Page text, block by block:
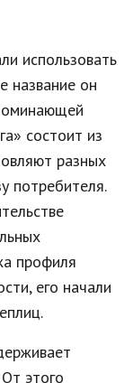
использовать
название он
состоит из
разных
потребителя.
профиля
его начали
этого